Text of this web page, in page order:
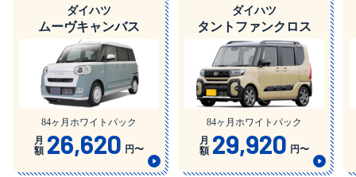
ダイハツ
ムーヴキャンバス
84ヶ月ホワイトパック
月
額 26,620 円〜
ダイハツ
タントファンクロス
84ヶ月ホワイトパック
月
額 29,920 円〜